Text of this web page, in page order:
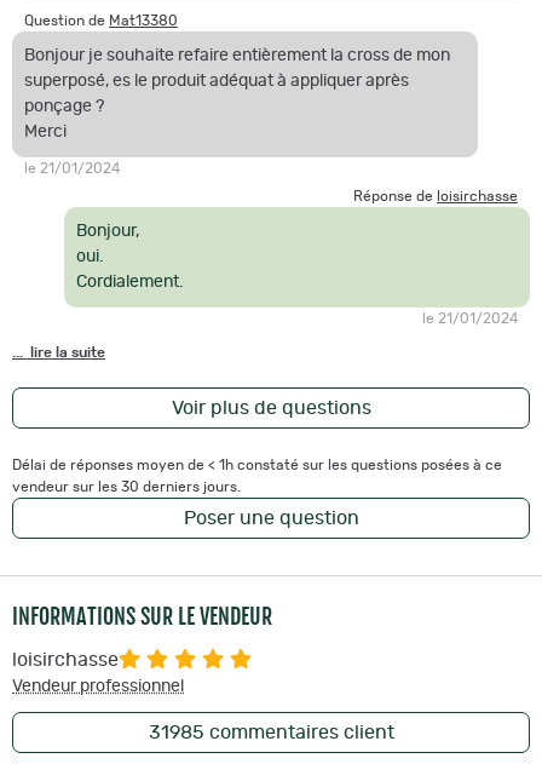
Question de Mat13380
Bonjour je souhaite refaire entièrement la cross de mon
superposé, es le produit adéquat à appliquer après
ponçage ?
Merci
le 21/01/2024
Réponse de loisirchasse
Bonjour,
oui.
Cordialement.
le 21/01/2024
... lire la suite
Voir plus de questions
Délai de réponses moyen de < 1h constaté sur les questions posées à ce
vendeur sur les 30 derniers jours.
Poser une question
INFORMATIONS SUR LE VENDEUR
loisirchasse
Vendeur professionnel
31985 commentaires client